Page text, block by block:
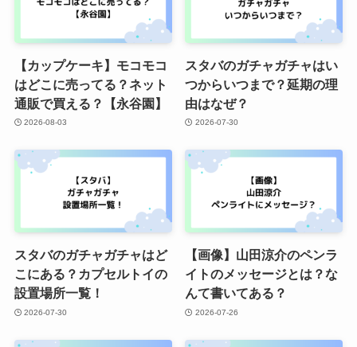
【カップケーキ】モコモコ
はどこに売ってる？ネット
通販で買える？【永谷園】
2026-08-03
スタバのガチャガチャはい
つからいつまで？延期の理
由はなぜ？
2026-07-30
スタバのガチャガチャはど
こにある？カプセルトイの
設置場所一覧！
2026-07-30
【画像】山田涼介のペンラ
イトのメッセージとは？な
んて書いてある？
2026-07-26